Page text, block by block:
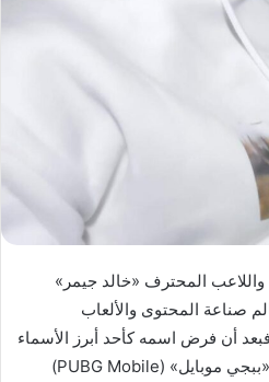
المحترف «خالد جيمر»
صناعة المحتوى والألعاب
أن فرض اسمه كأحد أبرز الأسماء
الصاعدة بقوة في مجتمع لعبة «ببجي موبايل» (PUBG Mobile)